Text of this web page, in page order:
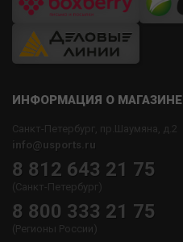
ИНФОРМАЦИЯ О МАГАЗИНЕ
Санкт-Петербург, пр.Шаумяна, д.2
info@usports.ru
8 812 643 21 75
(Санкт-Петербург)
8 800 333 21 75
(Регионы России)